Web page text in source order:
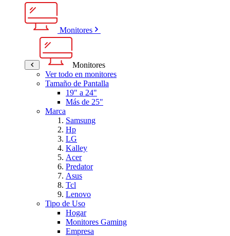
Monitores
Monitores
Ver todo en monitores
Tamaño de Pantalla
19" a 24"
Más de 25"
Marca
Samsung
Hp
LG
Kalley
Acer
Predator
Asus
Tcl
Lenovo
Tipo de Uso
Hogar
Monitores Gaming
Empresa